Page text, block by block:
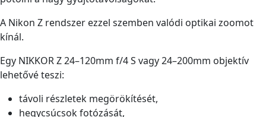
A Nikon Z rendszer ezzel szemben valódi optikai zoomot
kínál.
Egy NIKKOR Z 24–120mm f/4 S vagy 24–200mm objektív
lehetővé teszi:
távoli részletek megörökítését,
hegycsúcsok fotózását,